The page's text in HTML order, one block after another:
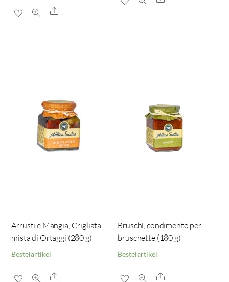
Share
Arrusti e Mangia, Grigliata
mista di Ortaggi (280 g)
Bestelartikel
Share
Bruschì, condimento per
bruschette (180 g)
Bestelartikel
Share